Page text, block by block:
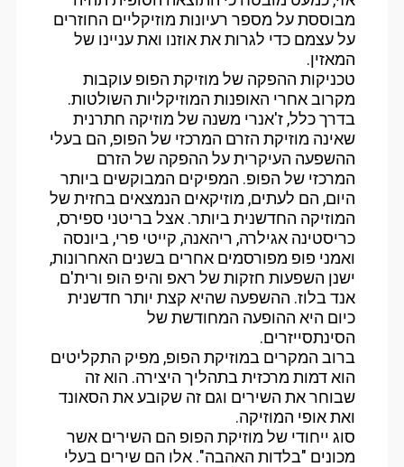
מבוססת על מספר רעיונות מוזיקליים החוזרים
על עצמם כדי לגרות את אוזנו ואת עניינו של
המאזין.
טכניקות ההפקה של מוזיקת הפופ עוקבות
מקרוב אחרי האופנות המוזיקליות השולטות.
בדרך כלל, ז'אנרי משנה של מוזיקה חתרנית
שאינה מוזיקת הזרם המרכזי של הפופ, הם בעלי
ההשפעה העיקרית על ההפקה של הזרם
המרכזי של הפופ. המפיקים המבוקשים ביותר
היום, הם לעתים, מוזיקאים הנמצאים בחזית של
המוזיקה החדשנית ביותר. אצל בריטני ספירס,
כריסטינה אגילרה, ריהאנה, קייטי פרי, ביונסה
ואמני פופ מפורסמים אחרים בשנים האחרונות,
ישנן השפעות חזקות של ראפ והיפ הופ ורית'ם
אנד בלוז. ההשפעה שהיא קצת יותר חדשנית
כיום היא ההופעה המחודשת של
הסינתסייזרים.
ברוב המקרים במוזיקת הפופ, מפיק התקליטים
הוא דמות מרכזית בתהליך היצירה. הוא זה
שבוחר את השירים וגם זה שקובע את הסאונד
ואת אופי המוזיקה.
סוג ייחודי של מוזיקת הפופ הם השירים אשר
מכונים "בלדות האהבה". אלו הם שירים בעלי